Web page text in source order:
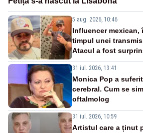
5 aug. 2026, 10:46
Influencer mexican,
timpul unei
Atacul a fost
31 iul. 2026, 13:41
Monica Pop a
cerebral. Cum se
oftalmolog
31 iul. 2026, 10:59
Artistul care a ținut